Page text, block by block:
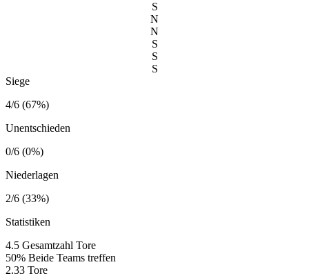
S
N
N
S
S
S
Siege
4/6 (67%)
Unentschieden
0/6 (0%)
Niederlagen
2/6 (33%)
Statistiken
4.5 Gesamtzahl Tore
50% Beide Teams treffen
2.33 Tore